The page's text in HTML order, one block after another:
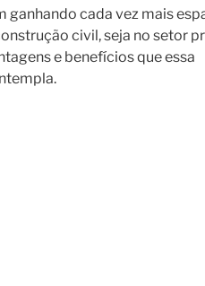
cada vez mais
civil, seja no setor
e benefícios que essa